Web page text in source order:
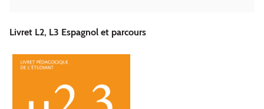
Livret L2, L3 Espagnol et parcours